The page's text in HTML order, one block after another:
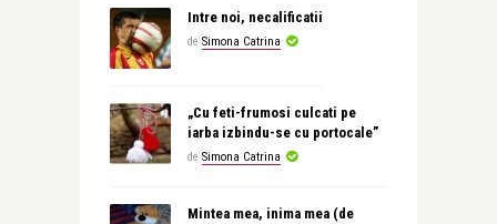
Intre noi, necalificatii
de Simona Catrina
„Cu feti-frumosi culcati pe
iarba izbindu-se cu portocale”
de Simona Catrina
Mintea mea, inima mea (de